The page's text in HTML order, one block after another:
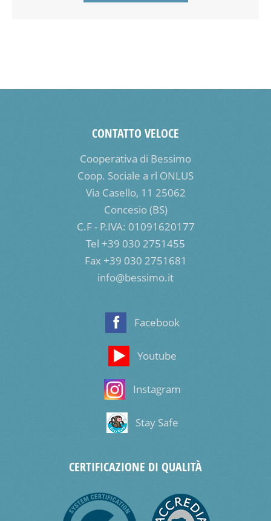
CONTATTO VELOCE
Cooperativa di Bessimo
Coop. Sociale a rl ONLUS
Via Casello, 11 25062
Concesio (BS)
C.F - P.IVA: 01091620177
Tel +39 030 2751455
Fax +39 030 2751681
info@bessimo.it
Facebook
Youtube
Instagram
Stay Safe
CERTIFICAZIONE DI QUALITÀ